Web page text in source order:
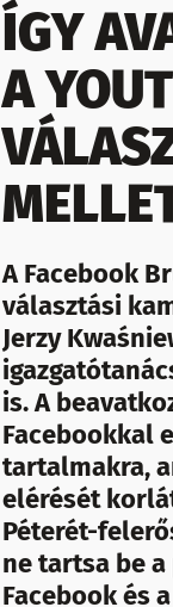
ÍGY
A
A Facebook
választási
Jerzy
is. A
Facebookkal
tartalmakra,
elérését
Péterét-
ne tartsa be
Facebook és